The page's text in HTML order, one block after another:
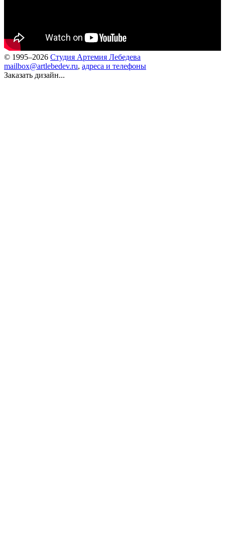
© 1995–2026 Студия Артемия Лебедева
mailbox@artlebedev.ru, адреса и телефоны
Заказать дизайн...